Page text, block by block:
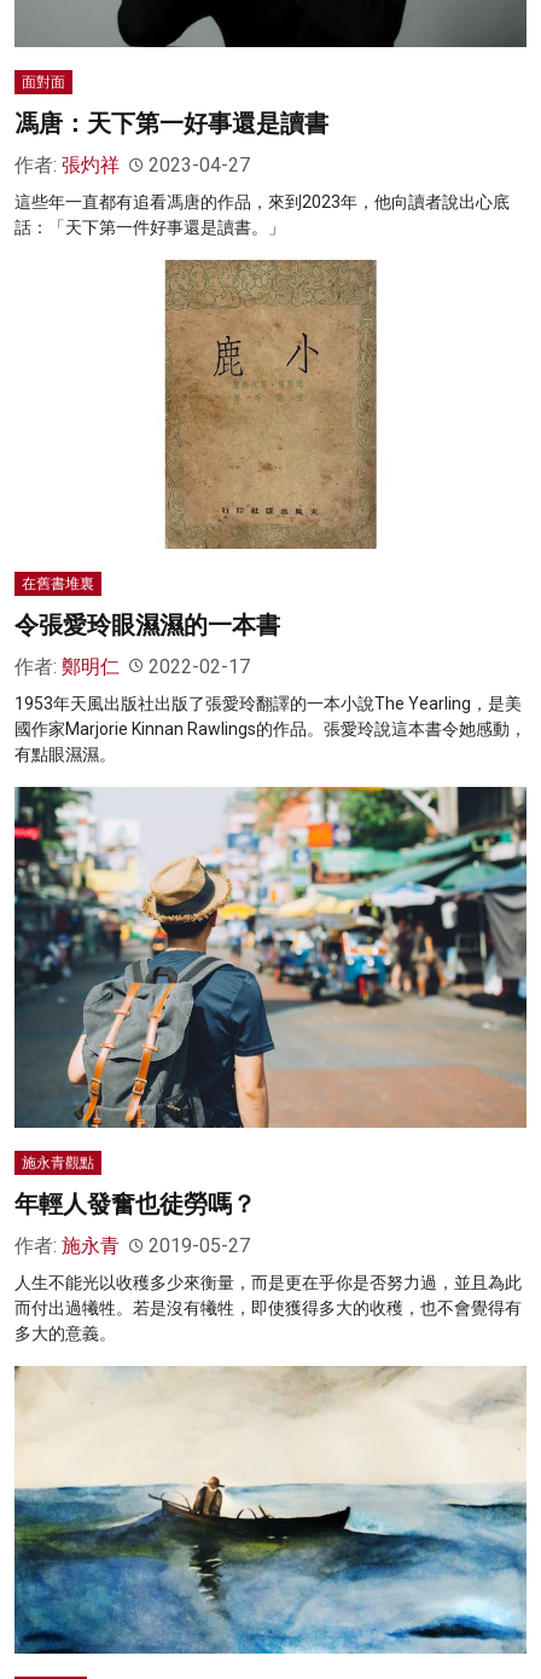
面對面
馮唐：天下第一好事還是讀書
作者: 張灼祥 2023-04-27
這些年一直都有追看馮唐的作品，來到2023年，他向讀者說出心底
話：「天下第一件好事還是讀書。」
在舊書堆裏
令張愛玲眼濕濕的一本書
作者: 鄭明仁 2022-02-17
1953年天風出版社出版了張愛玲翻譯的一本小說The Yearling，是美
國作家Marjorie Kinnan Rawlings的作品。張愛玲說這本書令她感動，
有點眼濕濕。
施永青觀點
年輕人發奮也徒勞嗎？
作者: 施永青 2019-05-27
人生不能光以收穫多少來衡量，而是更在乎你是否努力過，並且為此
而付出過犧牲。若是沒有犧牲，即使獲得多大的收穫，也不會覺得有
多大的意義。